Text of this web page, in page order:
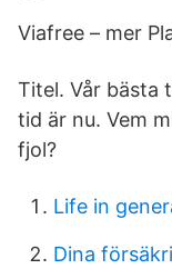
Viafree – mer
Titel. Vår bästa
tid är nu. Vem
fjol?
Life in
Dina